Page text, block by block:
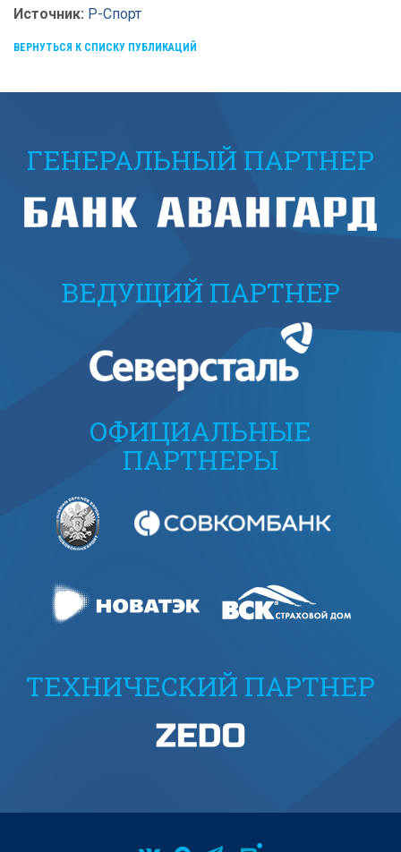
Источник: Р-Спорт
ВЕРНУТЬСЯ К СПИСКУ ПУБЛИКАЦИЙ
ГЕНЕРАЛЬНЫЙ ПАРТНЕР
ВЕДУЩИЙ ПАРТНЕР
ОФИЦИАЛЬНЫЕ
ПАРТНЕРЫ
ТЕХНИЧЕСКИЙ ПАРТНЕР